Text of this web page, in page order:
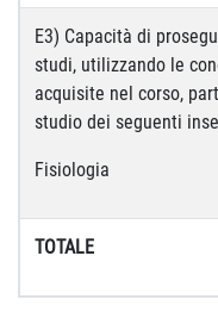
E3) Capacità di
studi, utilizzando le
acquisite nel corso,
studio dei seguenti
Fisiologia
TOTALE